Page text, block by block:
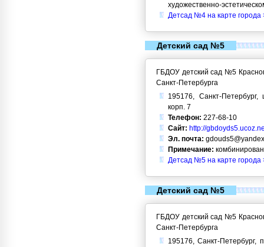
художественно-
Детсад №4 на карте города
Детский сад №5
ГБДОУ детский сад №5
Санкт-Петербурга
195176, Санкт-
корп. 7
Телефон: 227-68-10
Сайт: http://
Эл. почта:
Примечание:
Детсад №5 на карте города
Детский сад №5
ГБДОУ детский сад №5
Санкт-Петербурга
195176, Санкт-Петербург,